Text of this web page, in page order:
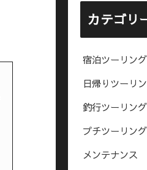
カテゴリ
宿泊ツーリング
日帰りツーリ
釣行ツーリング
プチツーリング
メンテナンス